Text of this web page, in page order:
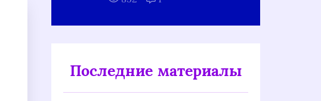
Последние материалы